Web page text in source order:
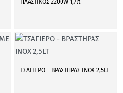
ΠΛΑΣΤΙΚΟΣ 2200W 1,7lt
ΤΣΑΓΙΕΡΟ – ΒΡΑΣΤΗΡΑΣ ΙΝΟΧ 2,5LT